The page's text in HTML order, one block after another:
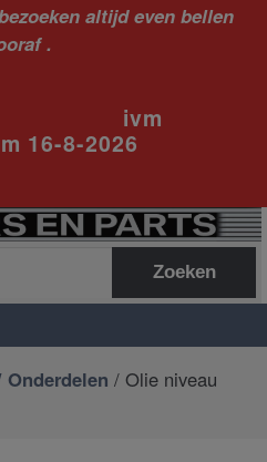
altijd even bellen
.
16-8-2026
Zoeken
Onderdelen / Olie niveau